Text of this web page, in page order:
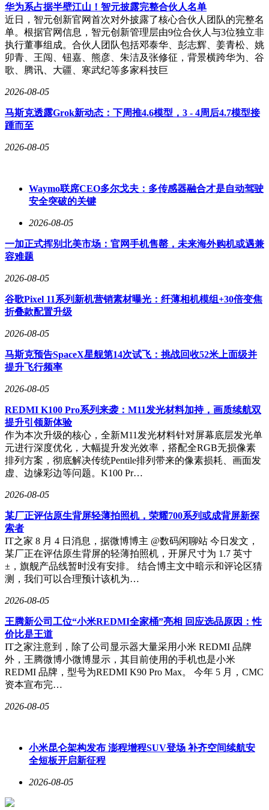
华为系占据半壁江山！智元披露完整合伙人名单
近日，智元创新官网首次对外披露了核心合伙人团队的完整名
单。根据官网信息，智元创新管理层由9位合伙人与3位独立非
执行董事组成。合伙人团队包括邓泰华、彭志辉、姜青松、姚
卯青、王闯、钮嘉、熊彦、朱洁及张修征，背景横跨华为、谷
歌、腾讯、大疆、寒武纪等多家科技巨
2026-08-05
马斯克透露Grok新动态：下周推4.6模型，3 - 4周后4.7模型接
踵而至
2026-08-05
Waymo联席CEO多尔戈夫：多传感器融合才是自动驾驶
安全突破的关键
2026-08-05
一加正式挥别北美市场：官网手机售罄，未来海外购机或遇兼
容难题
2026-08-05
谷歌Pixel 11系列新机营销素材曝光：纤薄相机模组+30倍变焦
折叠款配置升级
2026-08-05
马斯克预告SpaceX星舰第14次试飞：挑战回收52米上面级并
提升飞行频率
2026-08-05
REDMI K100 Pro系列来袭：M11发光材料加持，画质续航双
提升引领新体验
作为本次升级的核心，全新M11发光材料针对屏幕底层发光单
元进行深度优化，大幅提升发光效率，搭配全RGB无损像素
排列方案，彻底解决传统Pentile排列带来的像素损耗、画面发
虚、边缘彩边等问题。K100 Pr…
2026-08-05
某厂正评估原生背屏轻薄拍照机，荣耀700系列或成背屏新探
索者
IT之家 8 月 4 日消息，据微博博主 @数码闲聊站 今日发文，
某厂正在评估原生背屏的轻薄拍照机，开屏尺寸为 1.7 英寸
±，旗舰产品线暂时没有安排。 结合博主文中暗示和评论区猜
测，我们可以合理预计该机为…
2026-08-05
王腾新公司工位“小米REDMI全家桶”亮相 回应选品原因：性
价比是王道
IT之家注意到，除了公司显示器大量采用小米 REDMI 品牌
外，王腾微博小微博显示，其目前使用的手机也是小米
REDMI 品牌，型号为REDMI K90 Pro Max。 今年 5 月，CMC
资本宣布完…
2026-08-05
小米昆仑架构发布 澎程增程SUV登场 补齐空间续航安
全短板开启新征程
2026-08-05